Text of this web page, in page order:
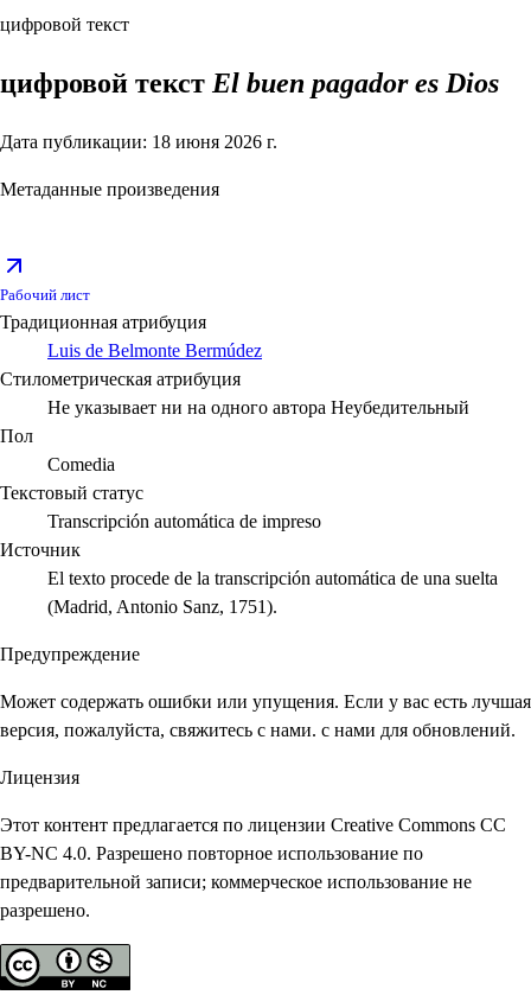
цифровой текст
цифровой текст El buen pagador es Dios
Дата публикации: 18 июня 2026 г.
Метаданные произведения
Рабочий лист
Традиционная атрибуция
Luis de Belmonte Bermúdez
Стилометрическая атрибуция
Не указывает ни на одного автора Неубедительный
Пол
Comedia
Текстовый статус
Transcripción automática de impreso
Источник
El texto procede de la transcripción automática de una suelta
(Madrid, Antonio Sanz, 1751).
Предупреждение
Может содержать ошибки или упущения. Если у вас есть лучшая
версия, пожалуйста, свяжитесь с нами. с нами для обновлений.
Лицензия
Этот контент предлагается по лицензии Creative Commons CC
BY-NC 4.0. Разрешено повторное использование по
предварительной записи; коммерческое использование не
разрешено.